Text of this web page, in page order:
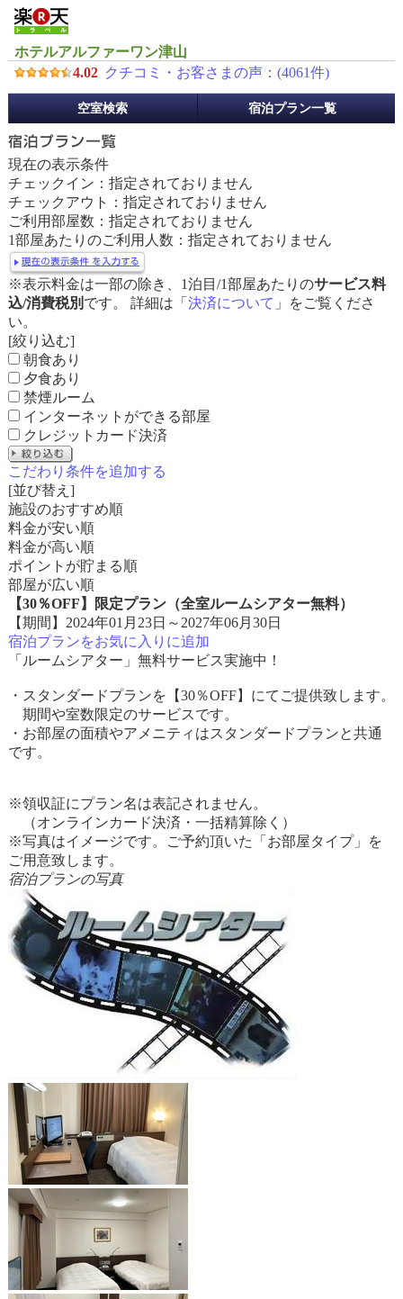
ホテルアルファーワン津山
4.02 クチコミ・お客さまの声：(4061件)
約
メ
ニ
ュ
ー
空室検索 宿泊プラン一覧
現在の表示条件
チェックイン：指定されておりません
チェックアウト：指定されておりません
ご利用部屋数：指定されておりません
1部屋あたりのご利用人数：指定されておりません
※表示料金は一部の除き、1泊目/1部屋あたりのサービス料
込/消費税別 です。 詳細は「 決済について 」をご覧くださ
い。
[絞り込む]
朝食あり
夕食あり
禁煙ルーム
インターネットができる部屋
クレジットカード決済
こだわり条件を追加する
[並び替え]
施設のおすすめ順
料金が安い順
料金が高い順
ポイントが貯まる順
部屋が広い順
【30％OFF】限定プラン（全室ルームシアター無料）
【期間】2024年01月23日～2027年06月30日
宿泊プランをお気に入りに追加
「ルームシアター」無料サービス実施中！
・スタンダードプランを【30％OFF】にてご提供致します。
期間や室数限定のサービスです。
・お部屋の面積やアメニティはスタンダードプランと共通
です。
※領収証にプラン名は表記されません。
（オンラインカード決済・一括精算除く）
※写真はイメージです。ご予約頂いた「お部屋タイプ」を
ご用意致します。
宿泊プランの写真